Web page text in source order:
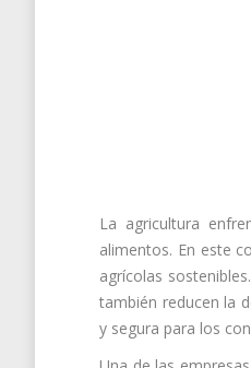
La agricultura
alimentos. En este
agrícolas
también reducen la
y segura para los